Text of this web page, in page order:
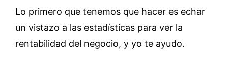
Lo primero que tenemos que hacer es echar
un vistazo a las estadísticas para ver la
rentabilidad del negocio, y yo te ayudo.